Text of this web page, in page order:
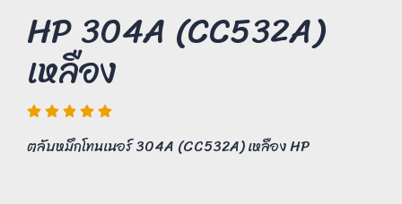
HP 304A (CC532A)
เหลือง
ตลับหมึกโทนเนอร์ 304A (CC532A) เหลือง HP